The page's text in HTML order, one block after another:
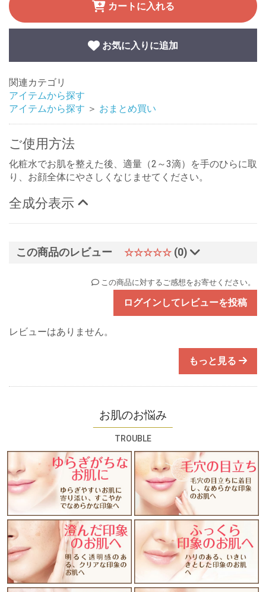
カートに入れる
お気に入りに追加
関連カテゴリ
アイテムから探す
アイテムから探す ＞ おまとめ買い
ご使用方法
化粧水でお肌を整えた後、適量（2～3滴）を手のひらに取
り、お顔全体にやさしくなじませてください。
全成分表示
この商品のレビュー ☆☆☆☆☆ (0)
この商品に対するご感想をお寄せください。
ログインしてレビューを投稿
レビューはありません。
もっと見る
お肌のお悩み
TROUBLE